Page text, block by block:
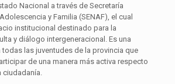
Nacional a través de Secretaría
y Familia (SENAF), el cual
institucional destinado para la
y diálogo intergeneracional. Es una
las juventudes de la provincia que
de una manera más activa respecto
ciudadanía.